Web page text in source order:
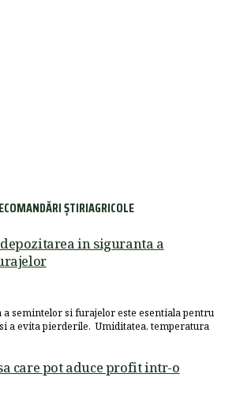
ȘTIRIAGRICOLE
in siguranta a
a semintelor si furajelor este esentiala pentru
a evita pierderile. Umiditatea, temperatura
care pot aduce profit intr-o